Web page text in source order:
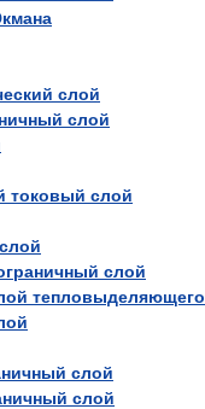
слой
слой
токовый слой
слой
слой
тепловыделяющего
слой
слой